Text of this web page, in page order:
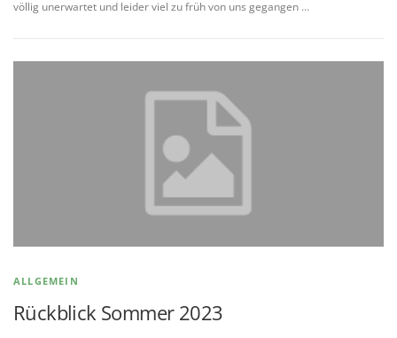
völlig unerwartet und leider viel zu früh von uns gegangen …
ALLGEMEIN
Rückblick Sommer 2023